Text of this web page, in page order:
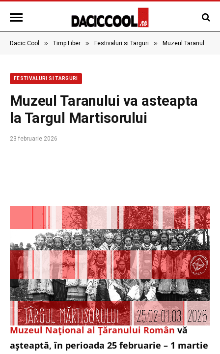
Dacic Cool » Timp Liber » Festivaluri si Targuri » Muzeul Taranului va asteapta la Targul Martisorului
FESTIVALURI SI TARGURI
Muzeul Taranului va asteapta
la Targul Martisorului
23 februarie 2026
Muzeul Național al Țăranului Român vă
așteaptă, în perioada 25 februarie – 1 martie